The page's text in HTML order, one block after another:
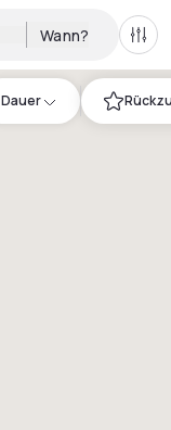
Wann? Alle
Dauer